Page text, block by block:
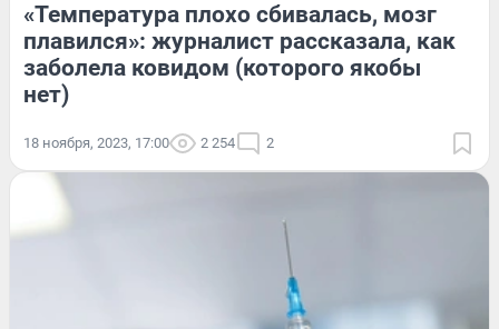
«Температура плохо сбивалась, мозг
плавился»: журналист рассказала, как
заболела ковидом (которого якобы
нет)
18 ноября, 2023, 17:00 2 254 2